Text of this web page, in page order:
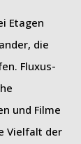
Etagen
die
Fluxus-
und Filme
Vielfalt der